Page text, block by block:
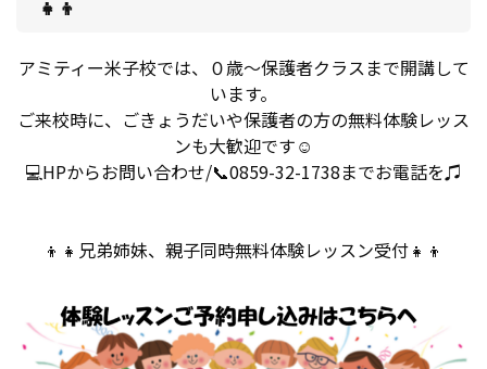
👧👦
アミティー米子校では、０歳～保護者クラスまで開講して
います。
ご来校時に、ごきょうだいや保護者の方の無料体験レッス
ンも大歓迎です☺
💻HPからお問い合わせ/📞0859-32-1738までお電話を♫
👦👧兄弟姉妹、親子同時無料体験レッスン受付👧👦